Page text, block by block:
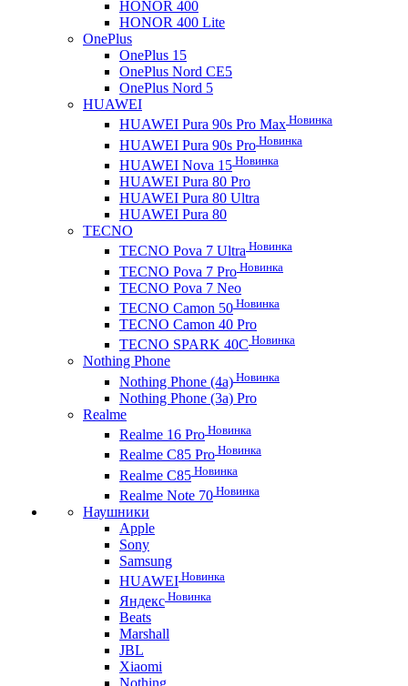
HONOR 400
HONOR 400 Lite
OnePlus
OnePlus 15
OnePlus Nord CE5
OnePlus Nord 5
HUAWEI
HUAWEI Pura 90s Pro Max Новинка
HUAWEI Pura 90s Pro Новинка
HUAWEI Nova 15 Новинка
HUAWEI Pura 80 Pro
HUAWEI Pura 80 Ultra
HUAWEI Pura 80
TECNO
TECNO Pova 7 Ultra Новинка
TECNO Pova 7 Pro Новинка
TECNO Pova 7 Neo
TECNO Camon 50 Новинка
TECNO Camon 40 Pro
TECNO SPARK 40C Новинка
Nothing Phone
Nothing Phone (4a) Новинка
Nothing Phone (3a) Pro
Realme
Realme 16 Pro Новинка
Realme C85 Pro Новинка
Realme C85 Новинка
Realme Note 70 Новинка
Наушники
Apple
Sony
Samsung
HUAWEI Новинка
Яндекс Новинка
Beats
Marshall
JBL
Xiaomi